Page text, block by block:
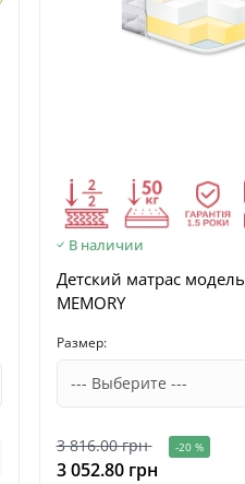
В наличии
Детский матрас модель
MEMORY
Размер:
3 816.00 грн -20 %
3 052.80 грн